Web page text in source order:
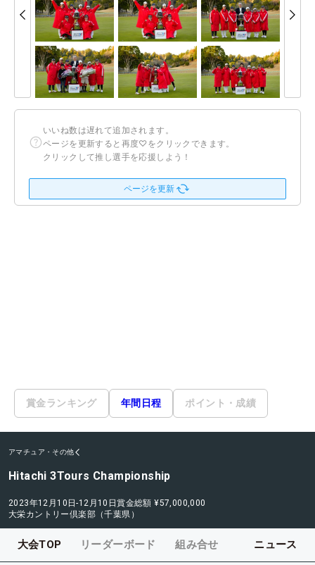
いいね数は遅れて追加されます。
ページを更新すると再度♡をクリックできます。
クリックして推し選手を応援しよう！
ページを更新
賞金ランキング 年間日程 ポイント・成績
アマチュア・その他
Hitachi 3Tours Championship
2023年12月10日-12月10日賞金総額 ¥57,000,000
大栄カントリー倶楽部（千葉県）
大会TOP リーダーボード 組み合せ ニュース